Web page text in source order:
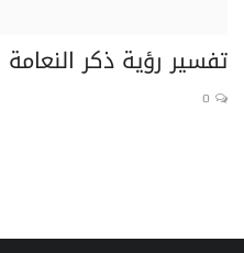
تفسير رؤية ذكر
0